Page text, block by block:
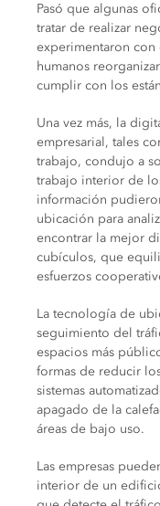
Pasó que algunas
tratar de realizar
experimentaron con
humanos
cumplir con los
Una vez más, la
empresarial, tales
trabajo, condujo a
trabajo interior de
información
ubicación para
encontrar la mejor
cubículos, que
esfuerzos
La tecnología de
seguimiento del
espacios más
formas de reducir
sistemas
apagado de la
áreas de bajo uso.
Las empresas
interior de un